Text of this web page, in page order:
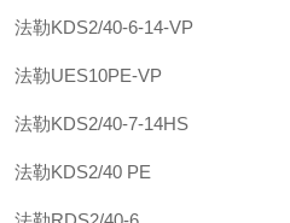
法勒KDS2/40-6-14-VP
法勒UES10PE-VP
法勒KDS2/40-7-14HS
法勒KDS2/40 PE